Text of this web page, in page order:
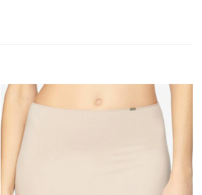
Añadir
a la
lista
deseos